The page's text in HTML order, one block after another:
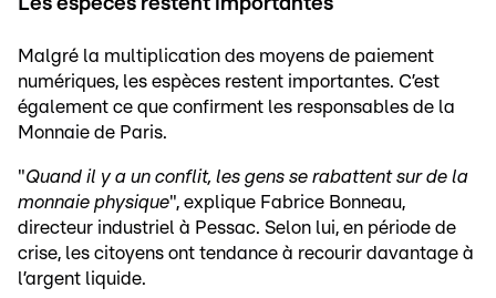
Malgré la multiplication des moyens de paiement
numériques, les espèces restent importantes. C’est
également ce que confirment les responsables de la
Monnaie de Paris.
"Quand il y a un conflit, les gens se rabattent sur de la
monnaie physique", explique Fabrice Bonneau,
directeur industriel à Pessac. Selon lui, en période de
crise, les citoyens ont tendance à recourir davantage à
l’argent liquide.